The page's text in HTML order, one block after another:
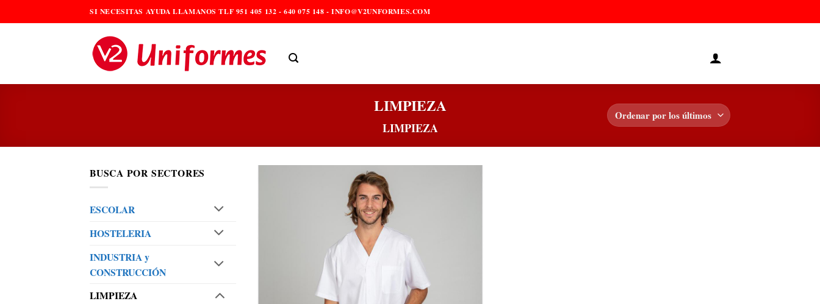
al
SI NECESITAS AYUDA LLAMANOS TLF 951 405 132 - 640 075 148 - INFO@V2UNFORMES.COM
LIMPIEZA
LIMPIEZA
BUSCA POR SECTORES
ESCOLAR
HOSTELERIA
INDUSTRIA y
CONSTRUCCIÓN
LIMPIEZA